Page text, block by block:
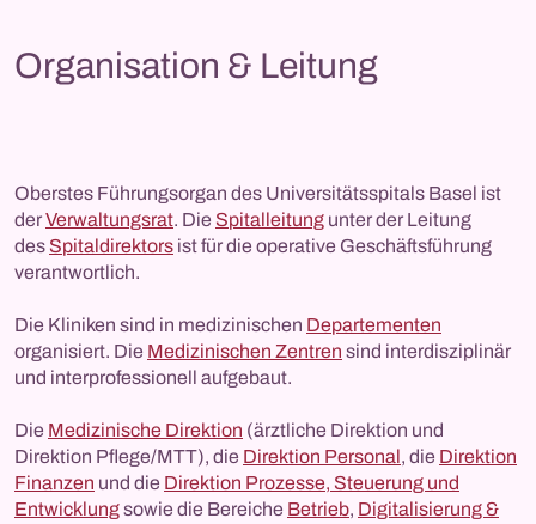
Organisation & Leitung
Oberstes Führungsorgan des Universitätsspitals Basel ist
derVerwaltungsrat. Die Spitalleitung unter der Leitung
des Spitaldirektors ist für die operative Geschäftsführung
verantwortlich.
Die Kliniken sind in medizinischen Departementen
organisiert. Die Medizinischen Zentren sind interdisziplinär
und interprofessionell aufgebaut.
Die Medizinische Direktion (ärztliche Direktion und
Direktion Pflege/MTT), die Direktion Personal, die Direktion
Finanzen und die Direktion Prozesse, Steuerung und
Entwicklungsowie die Bereiche Betrieb, Digitalisierung &